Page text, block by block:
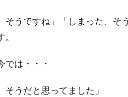
そうですね」「しまった、そ
では・・・
うだと思ってました」